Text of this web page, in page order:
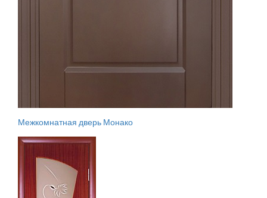
Межкомнатная дверь Монако